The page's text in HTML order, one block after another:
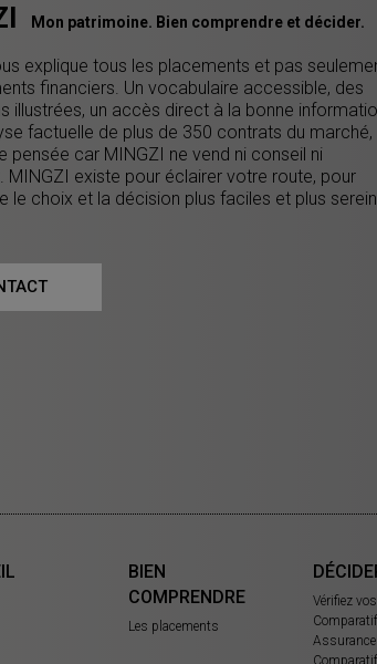
Mon patrimoine. Bien comprendre et décider.
explique tous les placements et pas
financiers. Un vocabulaire accessible, des
illustrées, un accès direct à la bonne
factuelle de plus de 350 contrats du marché,
pensée car MINGZI ne vend ni conseil ni
MINGZI existe pour éclairer votre route, pour
le choix et la décision plus faciles et plus
BIEN
COMPRENDRE
Les placements
Vérifiez
Comparatif
Assurance